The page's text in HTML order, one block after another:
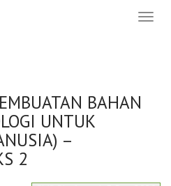
BAHAN
UNTUK
–
2